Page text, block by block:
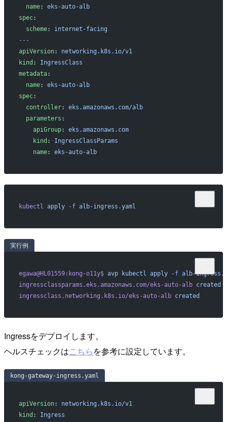
  name
: eks-auto-alb
spec:
  scheme
: internet-facing
---
apiVersion: networking.k8s.io/v1
kind : IngressClass
metadata:
  name
: eks-auto-alb
spec:
  controller
: eks.amazonaws.com/alb
  parameters
:
    apiGroup
: eks.amazonaws.com
    kind
: IngressClassParams
    name
: eks-auto-alb
kubectl apply -f alb-ingress.yaml
実行例
egawa@HL01559:kong-o11y$ avp kubectl apply -f alb-
ingressclassparams.eks.amazonaws.com/eks-auto-alb created
ingressclass.networking.k8s.io/eks-auto-alb created
Ingressをデプロイします。
ヘルスチェックはこちらを参考に設定しています。
kong-gateway-ingress.yaml
apiVersion: networking.k8s.io/v1
kind : Ingress